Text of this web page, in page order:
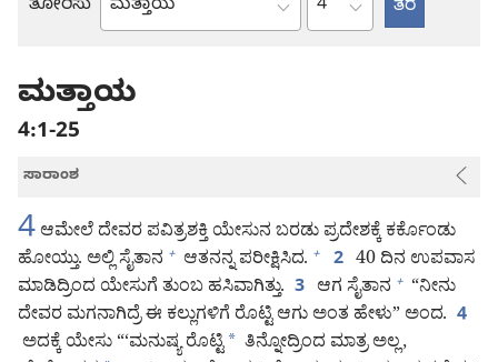
ತೋರಿಸು
ಬೈಬಲ್
ಮತ್ತಾಯ
4:1-25
ಸಾರಾಂಶ
4ಆಮೇಲೆ ದೇವರ ಪವಿತ್ರಶಕ್ತಿ ಯೇಸುನ ಬರಡು ಪ್ರದೇಶಕ್ಕೆ ಕರ್ಕೊಂಡು
ಹೋಯ್ತು. ಅಲ್ಲಿ ಸೈತಾನ + ಆತನನ್ನ ಪರೀಕ್ಷಿಸಿದ. + 2 40 ದಿನ ಉಪವಾಸ
ಮಾಡಿದ್ರಿಂದ ಯೇಸುಗೆ ತುಂಬ ಹಸಿವಾಗಿತ್ತು. 3 ಆಗ ಸೈತಾನ + “ನೀನು
ದೇವರ ಮಗನಾಗಿದ್ರೆ ಈ ಕಲ್ಲುಗಳಿಗೆ ರೊಟ್ಟಿ ಆಗು ಅಂತ ಹೇಳು” ಅಂದ. 4
ಅದಕ್ಕೆ ಯೇಸು “‘ಮನುಷ್ಯ ರೊಟ್ಟಿ * ತಿನ್ನೋದ್ರಿಂದ ಮಾತ್ರ ಅಲ್ಲ,